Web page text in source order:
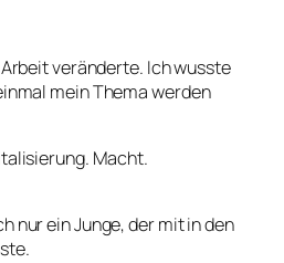
veränderte. Ich wusste
mein Thema werden
Macht.
nur ein Junge, der mit in den